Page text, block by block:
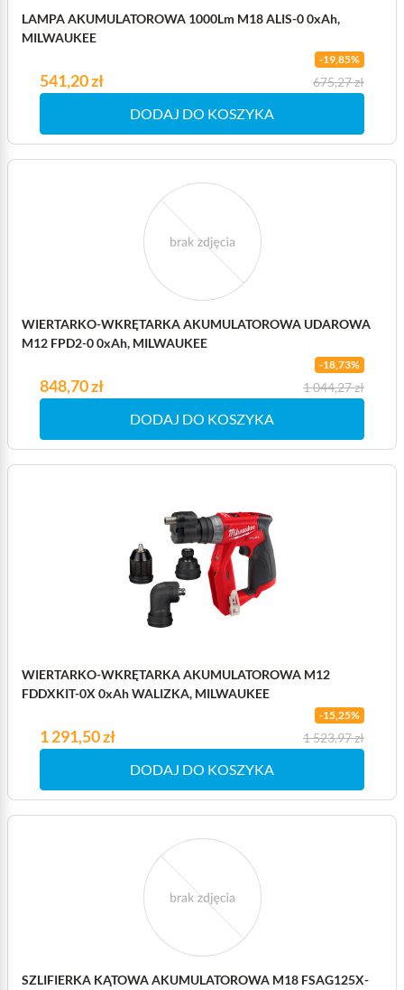
LAMPA AKUMULATOROWA 1000Lm M18 ALIS-0 0xAh,
MILWAUKEE
-19,85%
Cena
541,20 zł
Cena podstawowa 675,27 zł
DODAJ DO KOSZYKA
WIERTARKO-WKRĘTARKA AKUMULATOROWA UDAROWA
M12 FPD2-0 0xAh, MILWAUKEE
-18,73%
Cena
848,70 zł
Cena podstawowa 1 044,27 zł
DODAJ DO KOSZYKA
WIERTARKO-WKRĘTARKA AKUMULATOROWA M12
FDDXKIT-0X 0xAh WALIZKA, MILWAUKEE
-15,25%
Cena
1 291,50 zł
Cena podstawowa 1 523,97 zł
DODAJ DO KOSZYKA
SZLIFIERKA KĄTOWA AKUMULATOROWA M18 FSAG125X-